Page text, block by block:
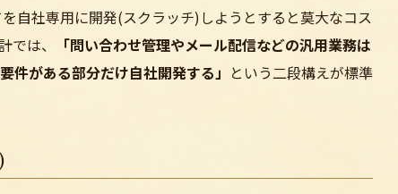
自社専用に開発(スクラッチ)しようとすると莫大なコス
は、
「問い合わせ管理やメール配信などの汎用業務は
件がある部分だけ自社開発する」 という二段構えが標準